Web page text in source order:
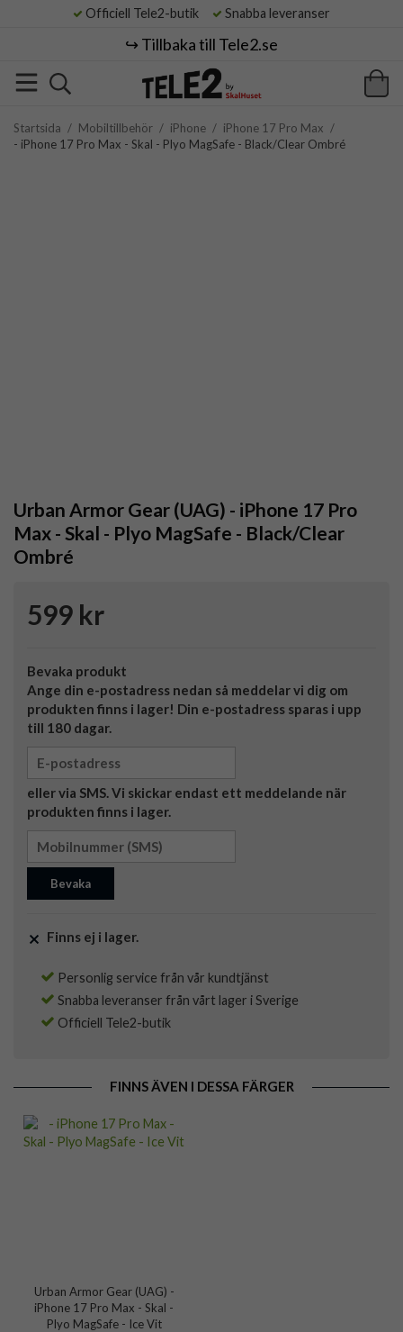
Officiell Tele2-butik Snabba leveranser
↪️ Tillbaka till Tele2.se
Startsida / Mobiltillbehör / iPhone / iPhone 17 Pro Max /
- iPhone 17 Pro Max - Skal - Plyo MagSafe - Black/Clear Ombré
Urban Armor Gear (UAG) - iPhone 17 Pro
Max - Skal - Plyo MagSafe - Black/Clear
Ombré
599 kr
Bevaka produkt
Ange din e-postadress nedan så meddelar vi dig om
produkten finns i lager! Din e-postadress sparas i upp
till 180 dagar.
eller via SMS. Vi skickar endast ett meddelande när
produkten finns i lager.
Bevaka
Finns ej i lager.
Personlig service från vår kundtjänst
Snabba leveranser från vårt lager i Sverige
Officiell Tele2-butik
FINNS ÄVEN I DESSA FÄRGER
Urban Armor Gear (UAG) -
iPhone 17 Pro Max - Skal -
Plyo MagSafe - Ice Vit